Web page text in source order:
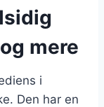
mere
i
Den har en